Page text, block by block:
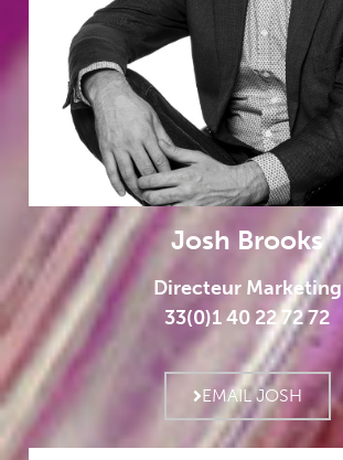
Josh Brooks
Directeur Marketing
33(0)1 40 22 72 72
EMAIL JOSH